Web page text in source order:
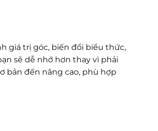
giá trị góc, biến đổi biểu thức,
sẽ dễ nhớ hơn thay vì phải
bản đến nâng cao, phù hợp